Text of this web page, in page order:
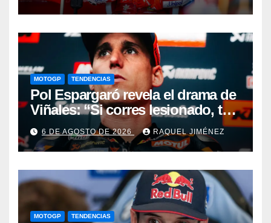
MOTOGP TENDENCIAS
Pol Espargaró revela el drama de
Viñales: “Si corres lesionado, te
juzgan; si no corres,
desapareces”
6 DE AGOSTO DE 2026 RAQUEL JIMÉNEZ
MOTOGP TENDENCIAS